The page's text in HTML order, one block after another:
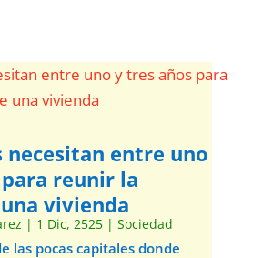
necesitan entre uno
reunir la
vivienda
| 1 Dic, 2525| Sociedad
las pocas capitales donde